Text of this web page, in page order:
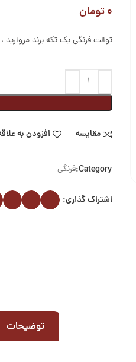
۰تومان
توالت فرنگی یک تکه برند مروارید
مقایسه افزودن به
Category: فرنگی
اشتراک گذاری:
توضیحات